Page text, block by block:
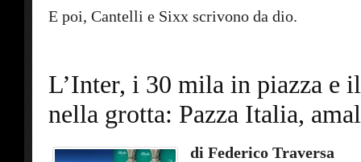
E poi, Cantelli e Sixx scrivono da dio.
L’Inter, i 30 mila in piazza e
nella grotta: Pazza Italia,
di Federico Traversa